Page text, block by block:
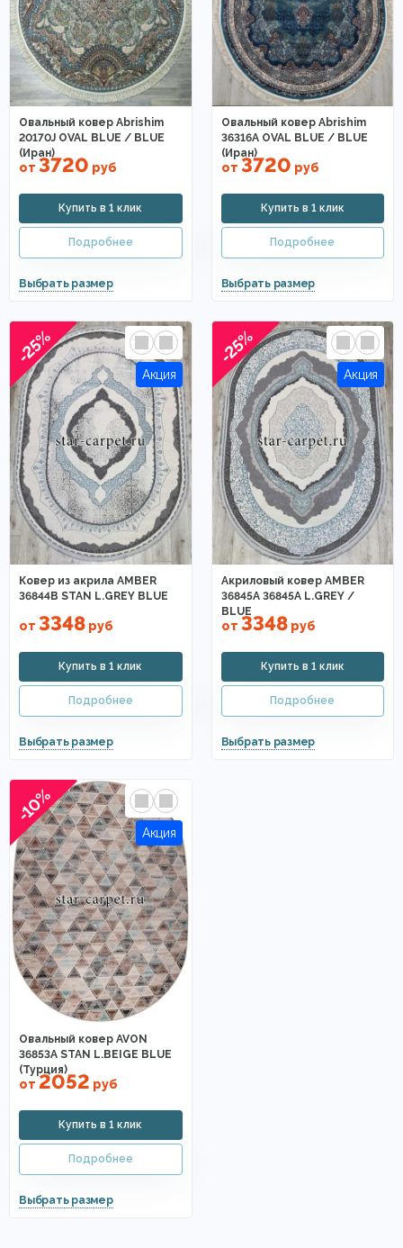
Овальный ковер Abrishim
20170J OVAL BLUE / BLUE
(Иран)
от 3720 руб
Овальный ковер Abrishim
36316A OVAL BLUE / BLUE
(Иран)
от 3720 руб
-25%
Ковер из акрила AMBER
36844B STAN L.GREY BLUE
от 3348 руб
-25%
Акриловый ковер AMBER
36845A 36845A L.GREY /
BLUE
от 3348руб
-10%
Овальный ковер AVON
36853A STAN L.BEIGE BLUE
(Турция)
от 2052 руб